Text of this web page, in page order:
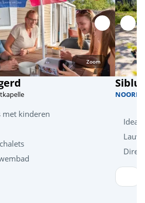
Zoom
met kinderen
Siblu
NOORD